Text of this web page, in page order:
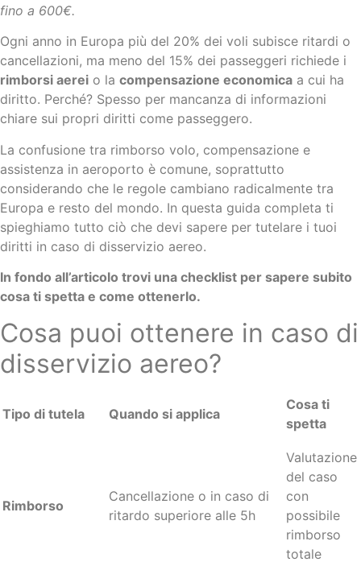
fino a 600€.
Ogni anno in Europa più del 20% dei voli subisce ritardi o
cancellazioni, ma meno del 15% dei passeggeri richiede i
rimborsi aerei o la compensazione economica a cui ha
diritto. Perché? Spesso per mancanza di informazioni
chiare sui propri diritti come passeggero.
La confusione tra rimborso volo, compensazione e
assistenza in aeroporto è comune, soprattutto
considerando che le regole cambiano radicalmente tra
Europa e resto del mondo. In questa guida completa ti
spieghiamo tutto ciò che devi sapere per tutelare i tuoi
diritti in caso di disservizio aereo.
In fondo all’articolo trovi una checklist per sapere subito
cosa ti spetta e come ottenerlo.
Cosa puoi ottenere in caso di
disservizio aereo?
Tipo di tutela Quando si applica
Cosa ti
spetta
Rimborso
Cancellazione o in caso di
ritardo superiore alle 5h
Valutazione
del caso
con
possibile
rimborso
totale